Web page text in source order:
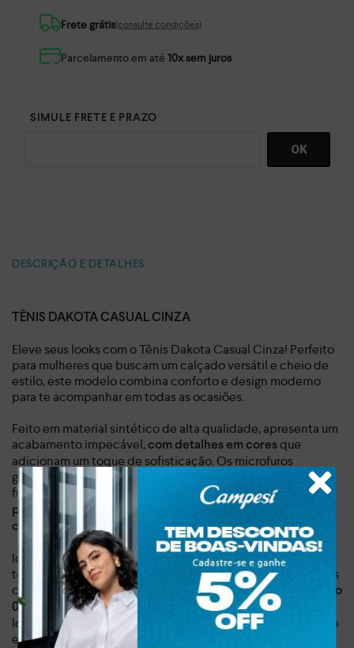
Frete grátis(consulte condições)
Parcelamento em até 10x sem juros
DESCRIÇÃO E DETALHES
TÊNIS DAKOTA CASUAL CINZA
Eleve seus looks com o Tênis Dakota Casual Cinza! Perfeito
para mulheres que buscam um calçado versátil e cheio de
estilo, este modelo combina conforto e design moderno
para te acompanhar em todas as ocasiões.
Feito em material sintético de alta qualidade, apresenta um
acabamento impecável, com detalhes em cores que
adicionam um toque de sofisticação. Os microfuros
garantem a respirabilidade dos pés, proporcionando maior
frescor e bem-estar durante o uso. Jáo cadarço de amarrar
permite um ajuste personalizado
, enquanto a sola de 3,35
cm oferece leveza e conforto ao caminhar.
Ideal para um estilo de vida prático e cheio de atitude, o
tênis Dakota é a escolha perfeita para o dia a dia, encontros
com amigos e momentos de lazer, além deser leve, pesando
0,590 kg
. Combine-o com jeans, vestidos ou shorts e crie
looks incríveis para qualquer ocasião. Sinta-se confortável e
elegante sem abrir mão da praticidade.